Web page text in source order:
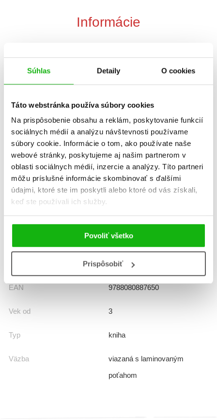
Súhlas Detaily O cookies
Táto webstránka používa súbory cookies
Na prispôsobenie obsahu a reklám, poskytovanie funkcií
sociálnych médií a analýzu návštevnosti používame
súbory cookie. Informácie o tom, ako používate naše
webové stránky, poskytujeme aj našim partnerom v
oblasti sociálnych médií, inzercie a analýzy. Títo partneri
môžu príslušné informácie skombinovať s ďalšími
údajmi, ktoré ste im poskytli alebo ktoré od vás získali,
keď ste používali ich služby.
Povoliť všetko
Prispôsobiť
Informácie
Žáner
ilustrované knihy
rozprávka
Dátum vydania 1.5.2023
Formát 245x265 mm
Hmotnosť 0,52 kg
Jazyk slovenčina
Ilustrátor Tony Wolf
Najlepšie príbehy Tonyho Wolfa
Ivana Belková
EAN 9788080887650
Vek od 3
Typ kniha
Väzba
viazaná s laminovaným
poťahom